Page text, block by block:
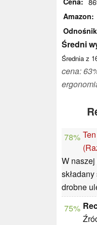
Amazon
Średni
Średnia z
cena:
78%
W
drobne
75%